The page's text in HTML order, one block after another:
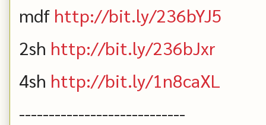
mdf http://bit.ly/236bYJ5
2sh http://bit.ly/236bJxr
4sh http://bit.ly/1n8caXL
----------------------------